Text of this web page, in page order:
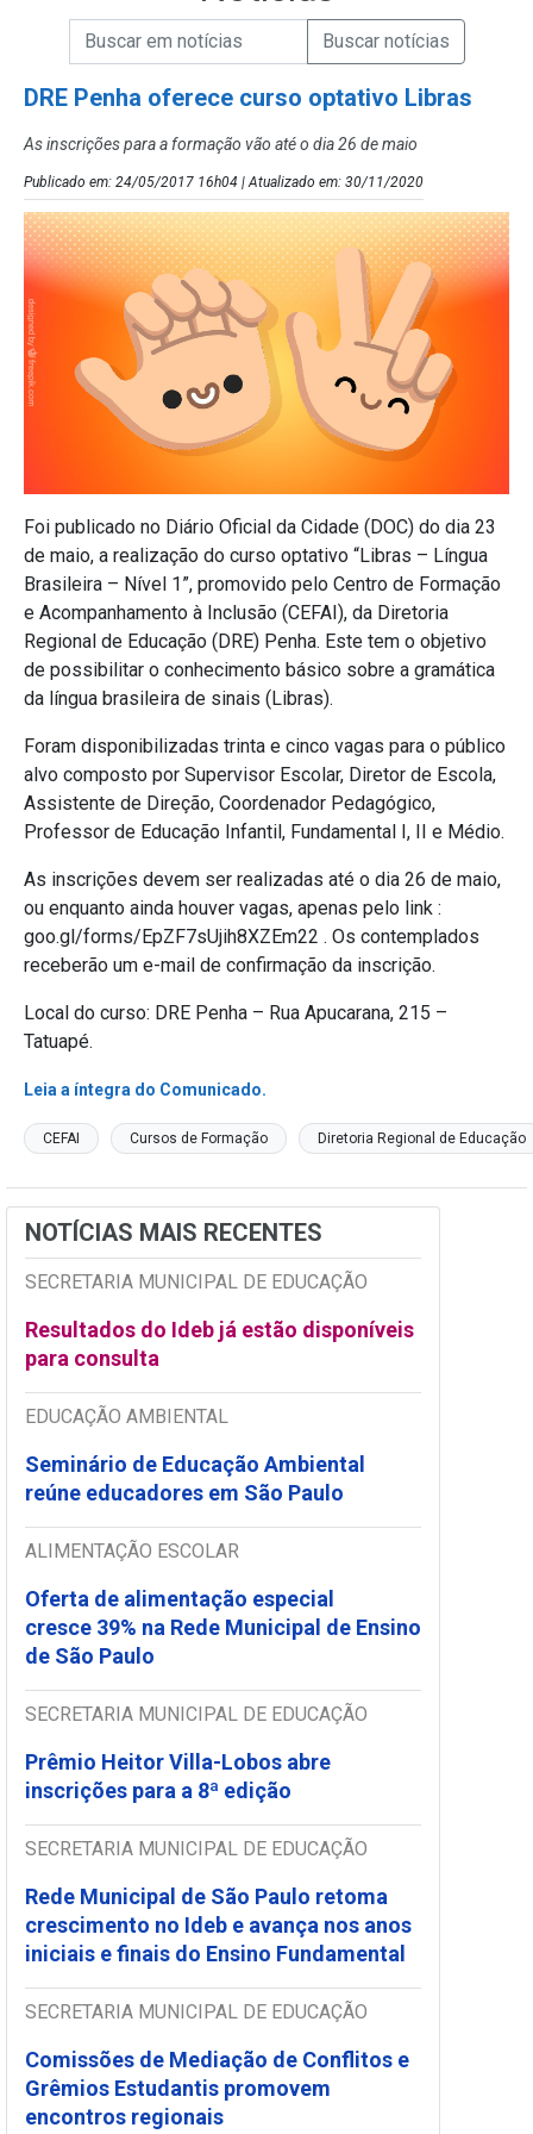
Campo de Busca de Notícias
Campo de Busca de informaçõesEnviar a Busca de Notícias
DRE Penha oferece curso optativo Libras
As inscrições para a formação vão até o dia 26 de maio
Publicado em: 24/05/2017 16h04 | Atualizado em: 30/11/2020
Foi publicado no Diário Oficial da Cidade (DOC) do dia 23
de maio, a realização do curso optativo “Libras – Língua
Brasileira – Nível 1”, promovido pelo Centro de Formação
e Acompanhamento à Inclusão (CEFAI), da Diretoria
Regional de Educação (DRE) Penha. Este tem o objetivo
de possibilitar o conhecimento básico sobre a gramática
da língua brasileira de sinais (Libras).
Foram disponibilizadas trinta e cinco vagas para o público
alvo composto por Supervisor Escolar, Diretor de Escola,
Assistente de Direção, Coordenador Pedagógico,
Professor de Educação Infantil, Fundamental I, II e Médio.
As inscrições devem ser realizadas até o dia 26 de maio,
ou enquanto ainda houver vagas, apenas pelo link :
goo.gl/forms/EpZF7sUjih8XZEm22 . Os contemplados
receberão um e-mail de confirmação da inscrição.
Local do curso: DRE Penha – Rua Apucarana, 215 –
Tatuapé.
Leia a íntegra do Comunicado.
CEFAI Cursos de Formação Diretoria Regional de Educação
NOTÍCIAS MAIS RECENTES
SECRETARIA MUNICIPAL DE EDUCAÇÃO
Resultados do Ideb já estão disponíveis
para consulta
EDUCAÇÃO AMBIENTAL
Seminário de Educação Ambiental
reúne educadores em São Paulo
ALIMENTAÇÃO ESCOLAR
Oferta de alimentação especial
cresce 39% na Rede Municipal de Ensino
de São Paulo
SECRETARIA MUNICIPAL DE EDUCAÇÃO
Prêmio Heitor Villa-Lobos abre
inscrições para a 8ª edição
SECRETARIA MUNICIPAL DE EDUCAÇÃO
Rede Municipal de São Paulo retoma
crescimento no Ideb e avança nos anos
iniciais e finais do Ensino Fundamental
SECRETARIA MUNICIPAL DE EDUCAÇÃO
Comissões de Mediação de Conflitos e
Grêmios Estudantis promovem
encontros regionais